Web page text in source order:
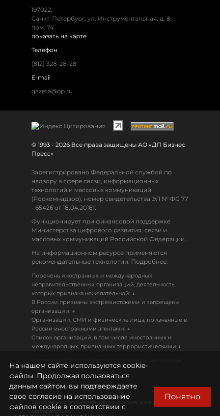
197022,
Санкт-Петербург, ул. Инструментальная, д. 8,
пом. 74.
показать на карте
Телефон
(812) 328-28-28
E-mail
gazeta@dp.ru
© 1993 - 2026 Все права защищены АО «ДП Бизнес
Пресс»
Зарегистрировано Федеральной службой по
надзору в сфере связи, информационных
технологий и массовых коммуникаций
(Роскомнадзор), номер свидетельства ЭЛ № ФС 77
- 65426 от 18.04.2016г.
Функционирует при финансовой поддержке
Министерства цифрового развития, связи и
массовых коммуникаций Российской Федерации.
На информационном ресурсе применяются
рекомендательные технологии. Подробнее.
Перечень иностранных и международных
неправительственных организаций, деятельность
которых признана нежелательной: ↓
В России признаны экстремистскими и запрещены
организации: ↓
Организации, СМИ и физические лица, признанные в
России иностранными агентами: ↓
Список организаций, в том числе иностранных и
международных, признанных террористическими ↓
18+
Политика конфиденциальности
Правила использования информационных
материалов
На нашем сайте используются cookie-
файлы. Продолжая пользоваться
данным сайтом, вы подтверждаете
свое согласие на использование
файлов cookie в соответствии с
Понятно